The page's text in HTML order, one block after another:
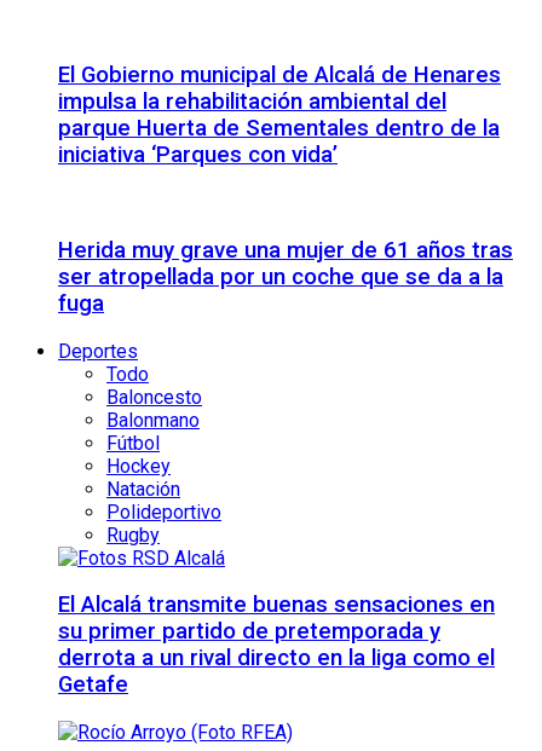
El Gobierno municipal de Alcalá de Henares
impulsa la rehabilitación ambiental del
parque Huerta de Sementales dentro de la
iniciativa ‘Parques con vida’
Herida muy grave una mujer de 61 años tras
ser atropellada por un coche que se da a la
fuga
Deportes
Todo
Baloncesto
Balonmano
Fútbol
Hockey
Natación
Polideportivo
Rugby
El Alcalá transmite buenas sensaciones en
su primer partido de pretemporada y
derrota a un rival directo en la liga como el
Getafe